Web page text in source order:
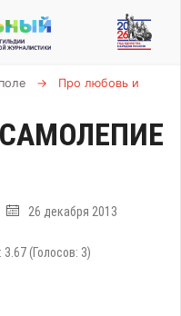
→
Про любовь и
26 декабря 2013
3.67(Голосов: 3)